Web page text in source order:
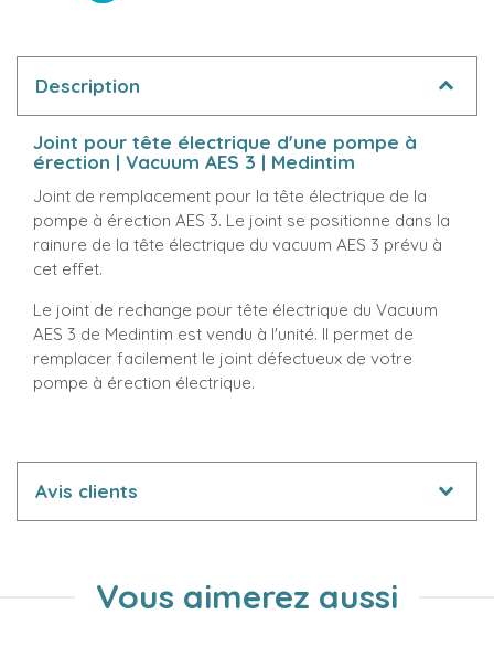
Description
Joint pour tête électrique d'une pompe à
érection | Vacuum AES 3 | Medintim
Joint de remplacement pour la tête électrique de la
pompe à érection AES 3. Le joint se positionne dans la
rainure de la tête électrique du vacuum AES 3 prévu à
cet effet.
Le joint de rechange pour tête électrique du Vacuum
AES 3 de Medintim est vendu à l'unité. Il permet de
remplacer facilement le joint défectueux de votre
pompe à érection électrique.
Avis clients
Vous aimerez aussi